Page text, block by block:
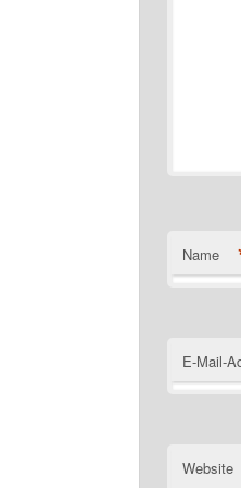
Name
E-Mail-
Website